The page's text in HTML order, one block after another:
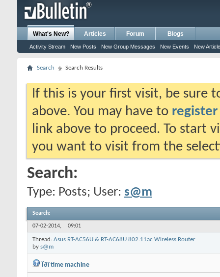
What's New?
Activity Stream New Posts New Group Messages New Events New
Articles Forum Blogs
Search Search Results
If this is your first visit, be sure
above. You may have to register
link above to proceed. To start
you want to visit from the
Search:
Type: Posts; User: s@m
Search:
07-02-2014, 09:01
Thread: Asus RT-AC56U & RT-AC68U 802.11ac Wireless Router
by s@m
Ïðî time machine